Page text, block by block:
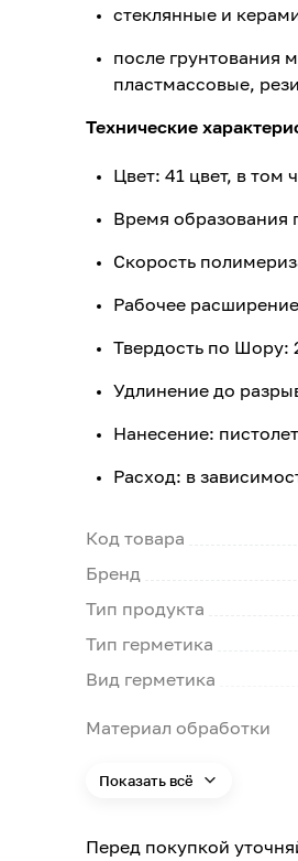
стеклянные и
после грунтования
пластмассовые,
Технические
Цвет: 41 цвет, в том
Время образования
Скорость
Рабочее
Твердость по Шору:
Удлинение до
Нанесение:
Расход: в
Код товара
Бренд
Тип продукта
Тип герметика
Вид герметика
Материал обработки
Назначение
Помещение
Показать всё
Перед покупкой